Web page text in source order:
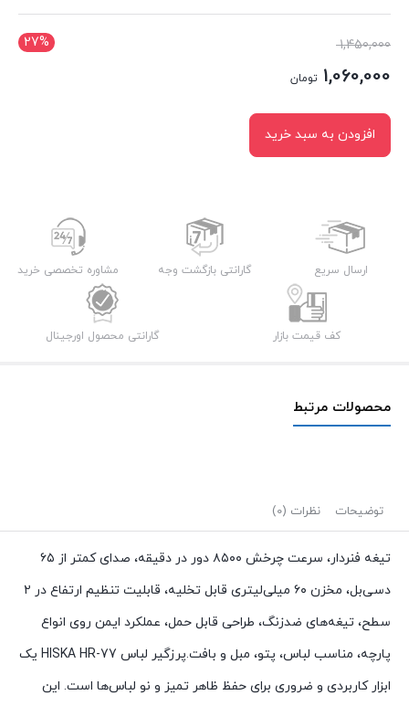
27% 1,450,000قیمت
اصلی:1,060,000 تومان
فعلی:
1,060,000 تومان.
افزودن به سبد خرید
ارسال سریع گارانتی بازگشت وجه مشاوره تخصصی خرید
کف قیمت بازار گارانتی محصول اورجینال
محصولات مرتبط
توضیحات نظرات (0)
تیغه فنردار، سرعت چرخش ۸۵۰۰ دور در دقیقه، صدای کمتر از ۶۵
دسی‌بل، مخزن ۶۰ میلی‌لیتری قابل تخلیه، قابلیت تنظیم ارتفاع در ۲
سطح، تیغه‌های ضدزنگ، طراحی قابل حمل، عملکرد ایمن روی انواع
پارچه، مناسب لباس، پتو، مبل و بافت.پرزگیر لباس HISKA HR-77 یک
ابزار کاربردی و ضروری برای حفظ ظاهر تمیز و نو لباس‌ها است. این